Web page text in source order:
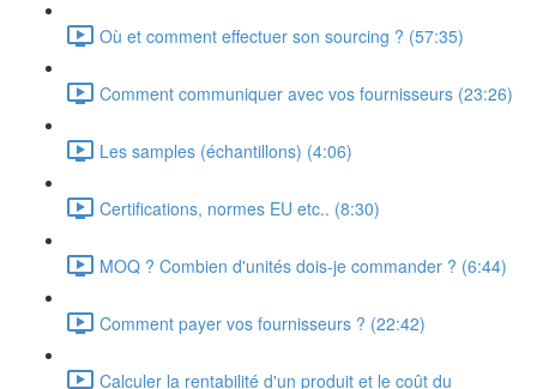
Où et comment effectuer son sourcing ? (57:35)
Comment communiquer avec vos fournisseurs (23:26)
Les samples (échantillons) (4:06)
Certifications, normes EU etc.. (8:30)
MOQ ? Combien d'unités dois-je commander ? (6:44)
Comment payer vos fournisseurs ? (22:42)
Calculer la rentabilité d'un produit et le coût du